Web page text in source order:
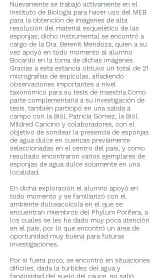
Nuevamente se trabajó activamente en el
Instituto de Biología para hacer uso del MEB
para la obtención de imágenes de alta
resolución del material esquelético de las
esponjas; dicho instrumental se encontró a
cargo de la Dra. Berenit Mendoza, quien a su
vez apoyó en todo momento al alumno
Bocardo en la toma de dichas imágenes.
Gracias a esta estancia obtuvo un total de 21
micrografías de espículas, añadiendo
observaciones importantes a nivel
taxonómico para su tesis de maestría.Como
parte complementaria a su investigación de
tesis, también participó en una salida a
campo con la Biól. Patricia Gómez, la Biól.
Mildred Cancino y colaboradores, con el
objetivo de sondear la presencia de esponjas
de agua dulce en cuencas previamente
seleccionadas en el centro del país, y como
resultado encontraron varios ejemplares de
esponjas de agua dulce solamente en una
localidad.
En dicha exploración el alumno apoyó en
todo momento y se familiarizó con el
ambiente dulceacuícola en el que se
encuentran miembros del Phylum Porifera, a
los cuales se les ha dado muy poca atención
en el país, por lo que encontró un área de
oportunidad muy buena para futuras
investigaciones.
Por si fuera poco, se encontró en situaciones
difíciles, dada la turbidez del agua y
fangosidad del suelo del cauce, no salió